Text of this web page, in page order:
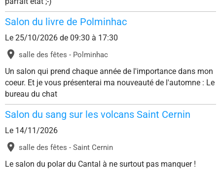
Salon du livre de Polminhac
Le 25/10/2026 de 09:30 à 17:30
salle des fêtes - Polminhac
Un salon qui prend chaque année de l'importance dans mon
coeur. Et je vous présenterai ma nouveauté de l'automne : Le
bureau du chat
Salon du sang sur les volcans Saint Cernin
Le 14/11/2026
salle des fêtes - Saint Cernin
Le salon du polar du Cantal à ne surtout pas manquer !